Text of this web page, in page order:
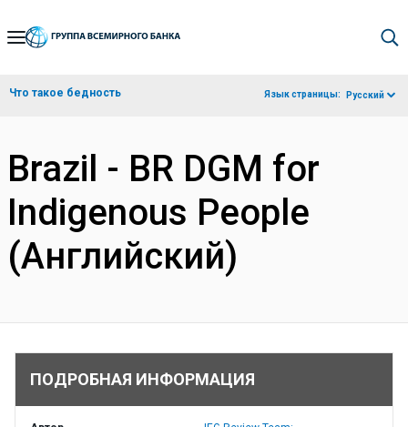
Skip
Navigation
Что такое бедность Язык страницы: Русский
Brazil - BR DGM for
Indigenous People
(Английский)
ПОДРОБНАЯ ИНФОРМАЦИЯ